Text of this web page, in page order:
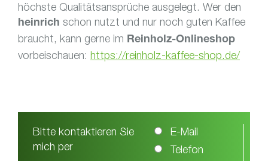
höchste Qualitätsansprüche ausgelegt. Wer den
heinrich schon nutzt und nur noch guten Kaffee
braucht, kann gerne im Reinholz-Onlineshop
vorbeischauen: https://reinholz-kaffee-shop.de/
Bitte kontaktieren Sie
mich per
E-Mail
Telefon